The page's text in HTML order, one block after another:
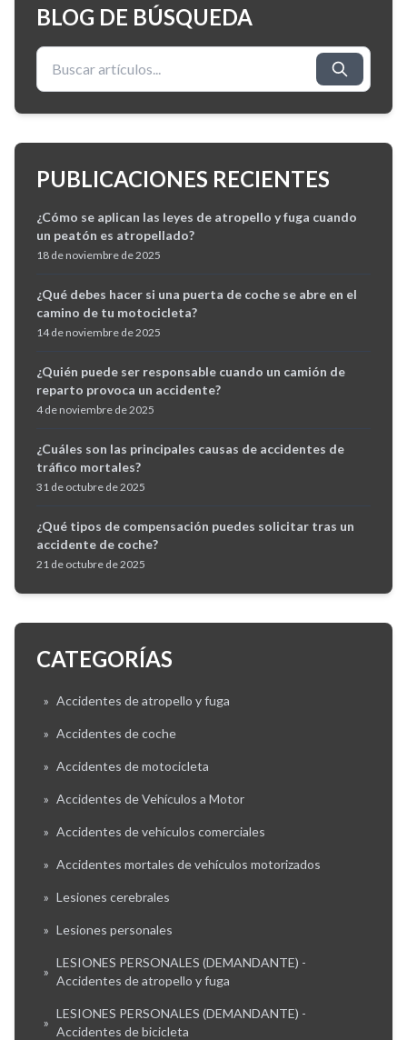
BLOG DE BÚSQUEDA
Buscar:
PUBLICACIONES RECIENTES
¿Cómo se aplican las leyes de atropello y fuga cuando
un peatón es atropellado?
18 de noviembre de 2025
¿Qué debes hacer si una puerta de coche se abre en el
camino de tu motocicleta?
14 de noviembre de 2025
¿Quién puede ser responsable cuando un camión de
reparto provoca un accidente?
4 de noviembre de 2025
¿Cuáles son las principales causas de accidentes de
tráfico mortales?
31 de octubre de 2025
¿Qué tipos de compensación puedes solicitar tras un
accidente de coche?
21 de octubre de 2025
CATEGORÍAS
» Accidentes de atropello y fuga
» Accidentes de coche
» Accidentes de motocicleta
» Accidentes de Vehículos a Motor
» Accidentes de vehículos comerciales
» Accidentes mortales de vehículos motorizados
» Lesiones cerebrales
» Lesiones personales
»
LESIONES PERSONALES (DEMANDANTE) -
Accidentes de atropello y fuga
»
LESIONES PERSONALES (DEMANDANTE) -
Accidentes de bicicleta